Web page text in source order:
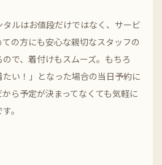
ルはお値段だけではなく、サービ
の方にも安心な親切なスタッフの
で、着付けもスムーズ。もちろ
い！」となった場合の当日予約に
ら予定が決まってなくても気軽に
。